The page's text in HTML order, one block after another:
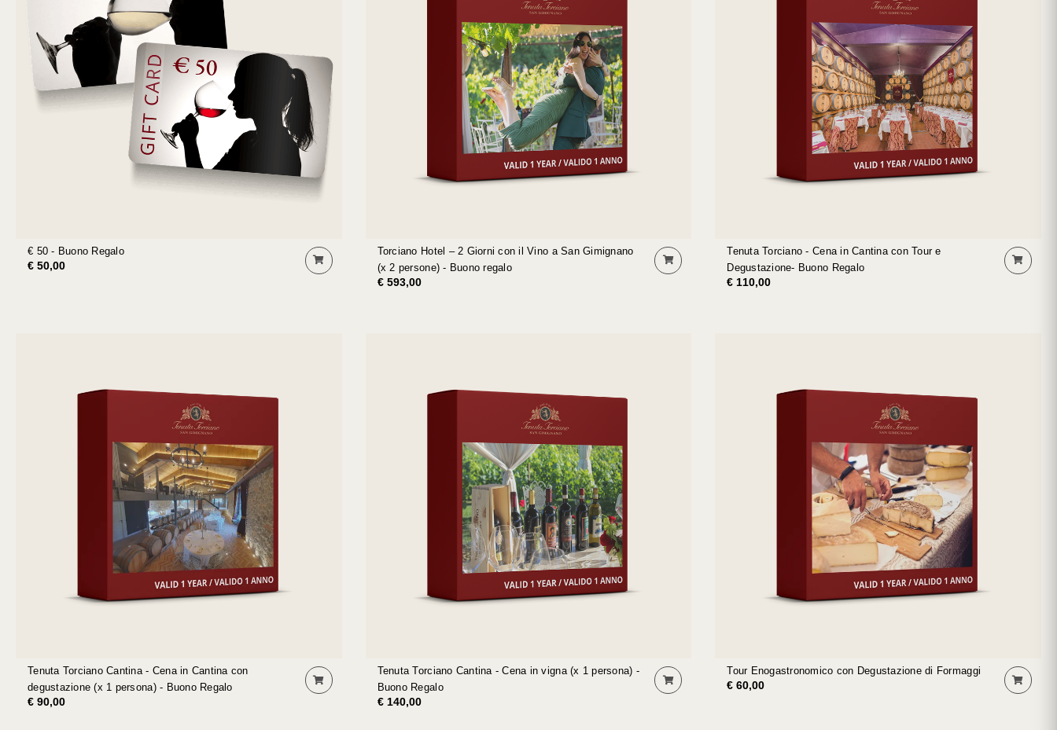
€ 50 - Buono Regalo
€ 50,00
Torciano Hotel – 2 Giorni con il Vino a San Gimignano
(x 2 persone) - Buono regalo
€ 593,00
Tenuta Torciano - Cena in Cantina con Tour e
Degustazione- Buono Regalo
€ 110,00
Tenuta Torciano Cantina - Cena in Cantina con
degustazione (x 1 persona) - Buono Regalo
€ 90,00
Tenuta Torciano Cantina - Cena in vigna (x 1 persona) -
Buono Regalo
€ 140,00
Tour Enogastronomico con Degustazione di Formaggi
€ 60,00